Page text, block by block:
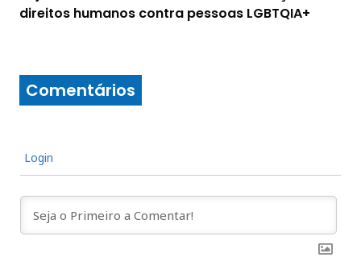
direitos humanos contra pessoas LGBTQIA+
Comentários
Login